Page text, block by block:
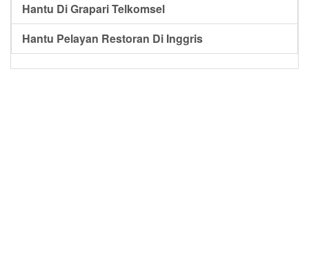
Hantu Di Grapari Telkomsel
Hantu Pelayan Restoran Di Inggris